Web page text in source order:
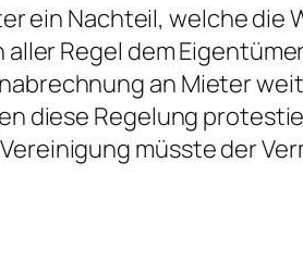
ein Nachteil, welche
Regel dem
an Mieter
diese Regelung
müsste der